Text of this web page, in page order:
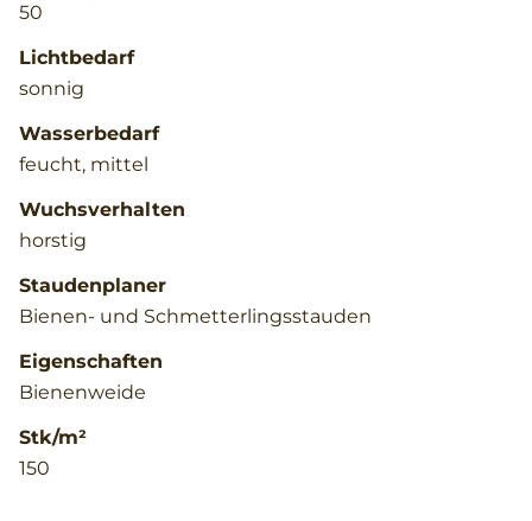
50
Lichtbedarf
sonnig
Wasserbedarf
feucht, mittel
Wuchsverhalten
horstig
Staudenplaner
Bienen- und Schmetterlingsstauden
Eigenschaften
Bienenweide
Stk/m²
150